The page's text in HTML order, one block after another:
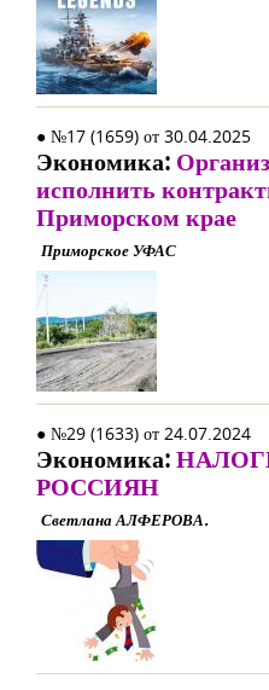
● №17 (1659) от 30.04.2025
Экономика:
исполнить
Приморском крае
Приморское УФАС
● №29 (1633) от 24.07.2024
Экономика:
РОССИЯН
Светлана АЛФЕРОВА.